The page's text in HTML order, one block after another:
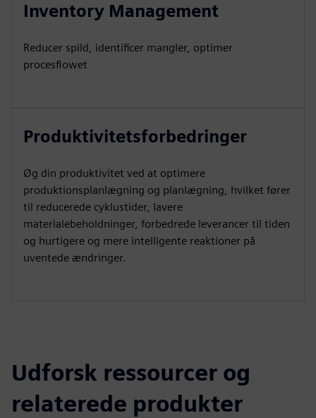
Inventory Management
Reducer spild, identificer mangler, optimer
procesflowet
Produktivitetsforbedringer
Øg din produktivitet ved at optimere
produktionsplanlægning og planlægning, hvilket fører
til reducerede cyklustider, lavere
materialebeholdninger, forbedrede leverancer til tiden
og hurtigere og mere intelligente reaktioner på
uventede ændringer.
Udforsk ressourcer og
relaterede produkter